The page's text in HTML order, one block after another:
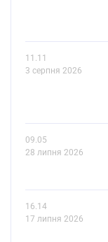
11.11
3 серпня 2026
09.05
28 липня 2026
16.14
17 липня 2026